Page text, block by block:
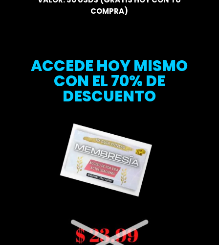
COMPRA)
ACCEDE HOY MISMO
CON EL 70% DE
DESCUENTO